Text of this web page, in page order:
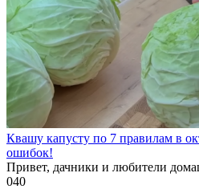
Квашу капусту по 7 правилам в
ошибок!
Привет, дачники и любители
040